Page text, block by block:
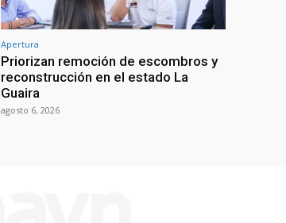
Apertura
Priorizan remoción de escombros y
reconstrucción en el estado La
Guaira
agosto 6, 2026